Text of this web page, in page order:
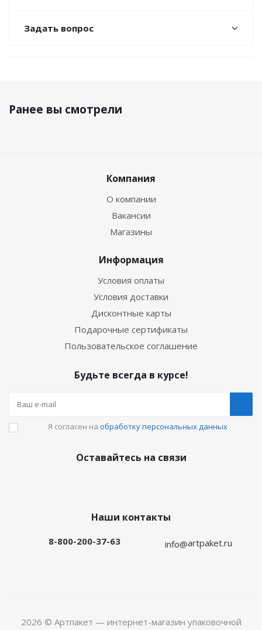
Задать вопрос
Ранее вы смотрели
Компания
О компании
Вакансии
Магазины
Информация
Условия оплаты
Условия доставки
Дисконтные карты
Подарочные сертификаты
Пользовательское соглашение
Будьте всегда в курсе!
Я согласен на обработку персональных данных
Оставайтесь на связи
Наши контакты
8-800-200-37-63 info@artpaket.ru
2026 © Артпакет — интернет-магазин упаковочной